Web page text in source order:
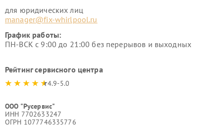
для юридических лиц
manager@fix-whirlpool.ru
График работы:
ПН-ВСК с 9:00 до 21:00 без перерывов и выходных
Рейтинг сервисного центра
4.9-5.0
ООО "Русервис"
ИНН 7702633247
ОГРН 1077746335776